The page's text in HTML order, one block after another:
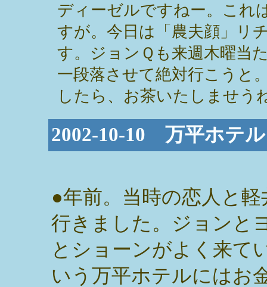
ディーゼルですねー。これ
すが。今日は「農夫顔」リ
す。ジョンＱも来週木曜当
一段落させて絶対行こうと
したら、お茶いたしませう
2002-10-10 万平ホテ
●年前。当時の恋人と軽
行きました。ジョンと
とショーンがよく来て
いう万平ホテルにはお